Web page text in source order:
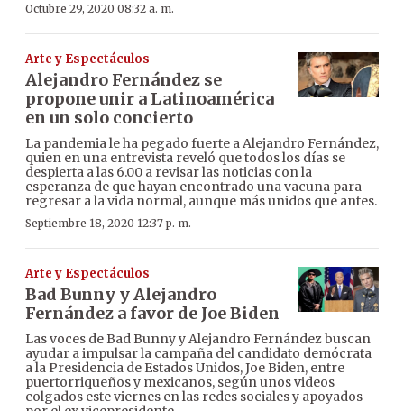
Octubre 29, 2020 08:32 a. m.
Arte y Espectáculos
Alejandro Fernández se
propone unir a Latinoamérica
en un solo concierto
La pandemia le ha pegado fuerte a Alejandro Fernández,
quien en una entrevista reveló que todos los días se
despierta a las 6.00 a revisar las noticias con la
esperanza de que hayan encontrado una vacuna para
regresar a la vida normal, aunque más unidos que antes.
Septiembre 18, 2020 12:37 p. m.
Arte y Espectáculos
Bad Bunny y Alejandro
Fernández a favor de Joe Biden
Las voces de Bad Bunny y Alejandro Fernández buscan
ayudar a impulsar la campaña del candidato demócrata
a la Presidencia de Estados Unidos, Joe Biden, entre
puertorriqueños y mexicanos, según unos videos
colgados este viernes en las redes sociales y apoyados